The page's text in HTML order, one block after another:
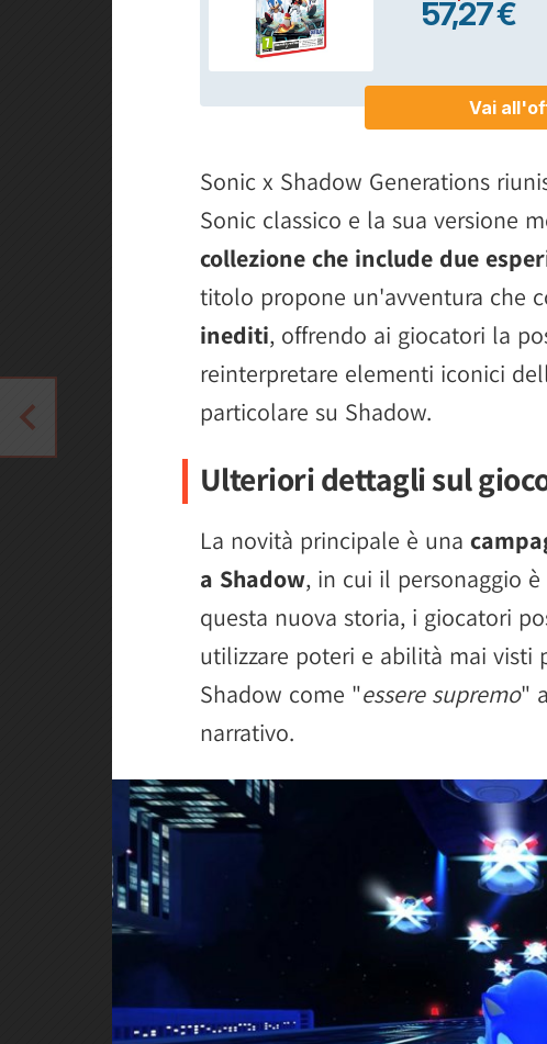
Sonic x Shadow Generations
Sonic classico e la sua versione
collezione che include due
titolo propone un'avventura che
inediti, offrendo ai giocatori la
reinterpretare elementi iconici
particolare su Shadow.
Ulteriori dettagli sul
La novità principale è una
a Shadow, in cui il personaggio
questa nuova storia, i giocatori
utilizzare poteri e abilità mai visti
Shadow come "essere supremo"
narrativo.